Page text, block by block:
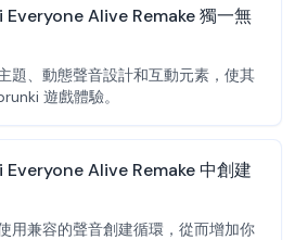
Everyone Alive Remake 獨一無
題、動態聲音設計和互動元素，使其
遊戲體驗。
Alive Remake 中創建
用兼容的聲音創建循環，從而增加你